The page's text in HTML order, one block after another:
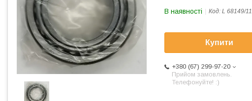
В наявності Код: L 68149/11
Купити
+380 (67) 299-97-20
Прийом замовлень.
Телефонуйте! :)